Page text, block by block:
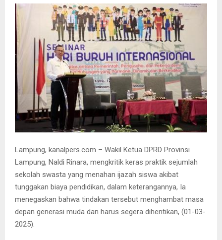
Lampung, kanalpers.com – Wakil Ketua DPRD Provinsi
Lampung, Naldi Rinara, mengkritik keras praktik sejumlah
sekolah swasta yang menahan ijazah siswa akibat
tunggakan biaya pendidikan, dalam keterangannya, Ia
menegaskan bahwa tindakan tersebut menghambat masa
depan generasi muda dan harus segera dihentikan, (01-03-
2025).